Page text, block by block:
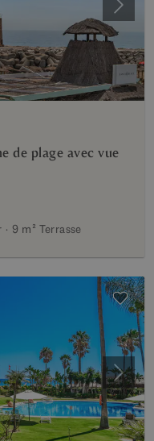
de plage avec vue
9 m² Terrasse